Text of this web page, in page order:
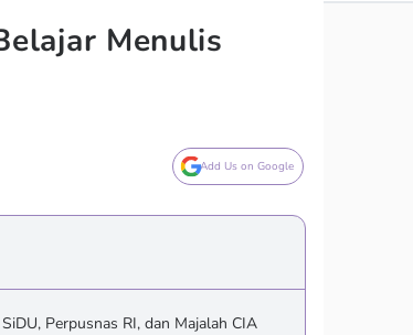
Menulis
Add Us on Google
Perpusnas RI, dan Majalah CIA